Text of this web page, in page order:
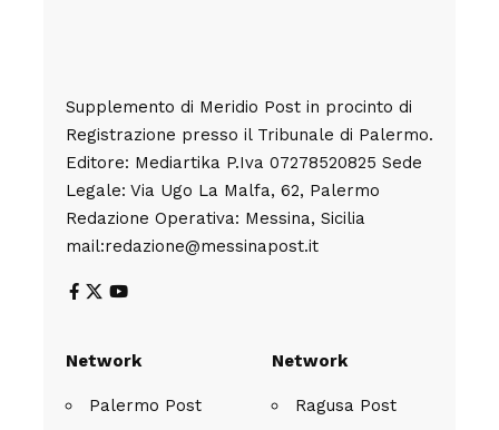
Supplemento di Meridio Post in procinto di
Registrazione presso il Tribunale di Palermo.
Editore: Mediartika P.Iva 07278520825 Sede
Legale: Via Ugo La Malfa, 62, Palermo
Redazione Operativa: Messina, Sicilia
mail:redazione@messinapost.it
Network
Palermo Post
Network
Ragusa Post